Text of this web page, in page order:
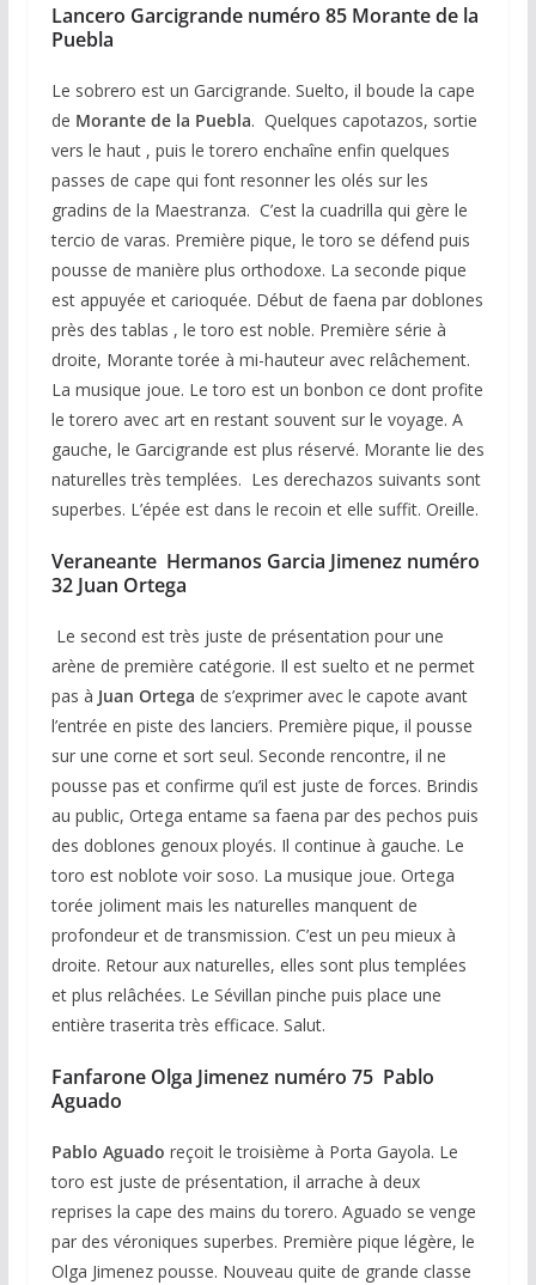
Lancero Garcigrande numéro 85 Morante de la
Puebla
Le sobrero est un Garcigrande. Suelto, il boude la cape
de Morante de la Puebla. Quelques capotazos, sortie
vers le haut , puis le torero enchaîne enfin quelques
passes de cape qui font resonner les olés sur les
gradins de la Maestranza. C’est la cuadrilla qui gère le
tercio de varas. Première pique, le toro se défend puis
pousse de manière plus orthodoxe. La seconde pique
est appuyée et carioquée. Début de faena par doblones
près des tablas , le toro est noble. Première série à
droite, Morante torée à mi-hauteur avec relâchement.
La musique joue. Le toro est un bonbon ce dont profite
le torero avec art en restant souvent sur le voyage. A
gauche, le Garcigrande est plus réservé. Morante lie des
naturelles très templées. Les derechazos suivants sont
superbes. L’épée est dans le recoin et elle suffit. Oreille.
Veraneante Hermanos Garcia Jimenez numéro
32 Juan Ortega
Le second est très juste de présentation pour une
arène de première catégorie. Il est suelto et ne permet
pas à Juan Ortega de s’exprimer avec le capote avant
l’entrée en piste des lanciers. Première pique, il pousse
sur une corne et sort seul. Seconde rencontre, il ne
pousse pas et confirme qu’il est juste de forces. Brindis
au public, Ortega entame sa faena par des pechos puis
des doblones genoux ployés. Il continue à gauche. Le
toro est noblote voir soso. La musique joue. Ortega
torée joliment mais les naturelles manquent de
profondeur et de transmission. C’est un peu mieux à
droite. Retour aux naturelles, elles sont plus templées
et plus relâchées. Le Sévillan pinche puis place une
entière traserita très efficace. Salut.
Fanfarone Olga Jimenez numéro 75 Pablo
Aguado
Pablo Aguado reçoit le troisième à Porta Gayola. Le
toro est juste de présentation, il arrache à deux
reprises la cape des mains du torero. Aguado se venge
par des véroniques superbes. Première pique légère, le
Olga Jimenez pousse. Nouveau quite de grande classe